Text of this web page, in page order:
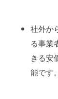
社外か
る事業
きる安
能です。